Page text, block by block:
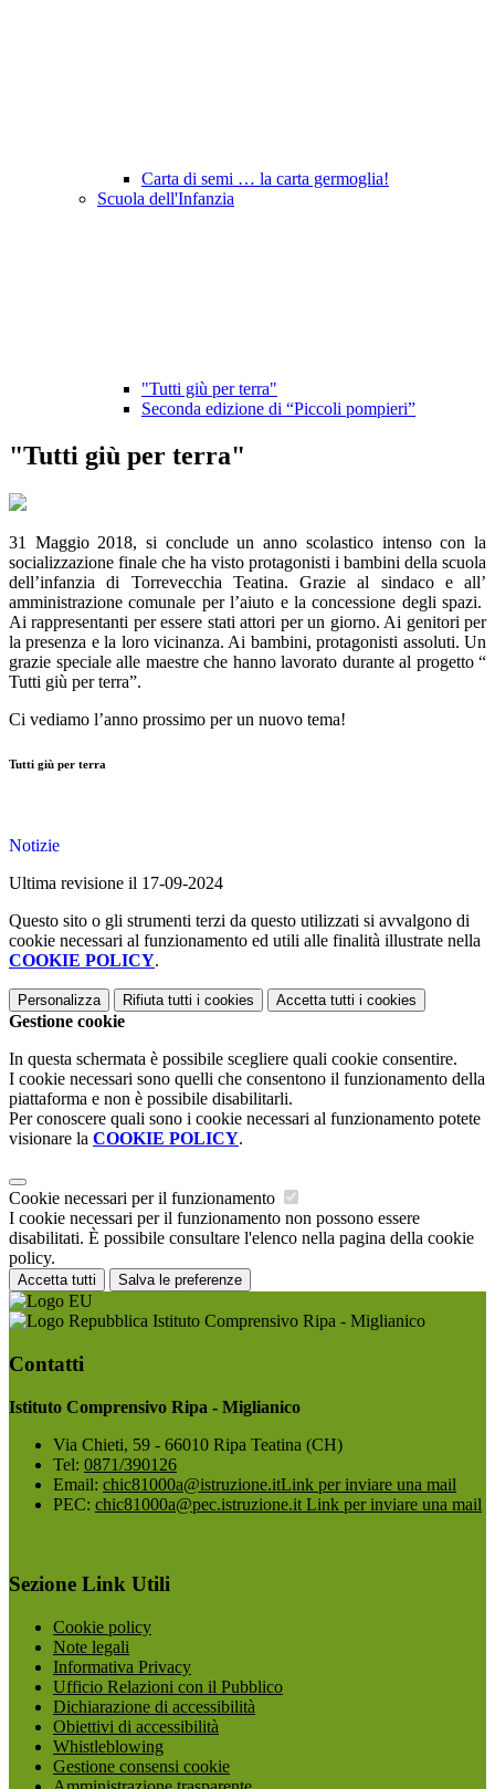
Carta di semi … la carta germoglia!
Scuola dell'Infanzia
"Tutti giù per terra"
Seconda edizione di “Piccoli pompieri”
"Tutti giù per terra"
31 Maggio 2018, si conclude un anno scolastico intenso con la
socializzazione finale che ha visto protagonisti i bambini della scuola
dell’infanzia di Torrevecchia Teatina. Grazie al sindaco e all’
amministrazione comunale per l’aiuto e la concessione degli spazi.
Ai rappresentanti per essere stati attori per un giorno. Ai genitori per
la presenza e la loro vicinanza. Ai bambini, protagonisti assoluti. Un
grazie speciale alle maestre che hanno lavorato durante al progetto “
Tutti giù per terra”.
Ci vediamo l’anno prossimo per un nuovo tema!
Tutti giù per terra
Notizie
Ultima revisione il 17-09-2024
Questo sito o gli strumenti terzi da questo utilizzati si avvalgono di
cookie necessari al funzionamento ed utili alle finalità illustrate nella
COOKIE POLICY.
Personalizza Rifiuta tutti i cookies Accetta tutti i cookies
Gestione cookie
In questa schermata è possibile scegliere quali cookie consentire.
I cookie necessari sono quelli che consentono il funzionamento della
piattaforma e non è possibile disabilitarli.
Per conoscere quali sono i cookie necessari al funzionamento potete
visionare la COOKIE POLICY.
Cookie necessari per il funzionamento
I cookie necessari per il funzionamento non possono essere
disabilitati. È possibile consultare l'elenco nella pagina della cookie
policy.
Accetta tutti Salva le preferenze
Istituto Comprensivo Ripa - Miglianico
Contatti
Istituto Comprensivo Ripa - Miglianico
Via Chieti, 59 - 66010 Ripa Teatina (CH)
Tel: 0871/390126
Email: chic81000a@istruzione.itLink per inviare una mail
PEC: chic81000a@pec.istruzione.it Link per inviare una mail
Sezione Link Utili
Cookie policy
Note legali
Informativa Privacy
Ufficio Relazioni con il Pubblico
Dichiarazione di accessibilità
Obiettivi di accessibilità
Whistleblowing
Gestione consensi cookie